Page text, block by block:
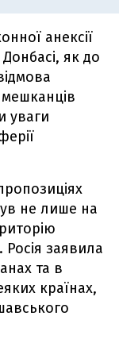
анексії
як до
уваги
не лише на
заявила
та в
країнах,